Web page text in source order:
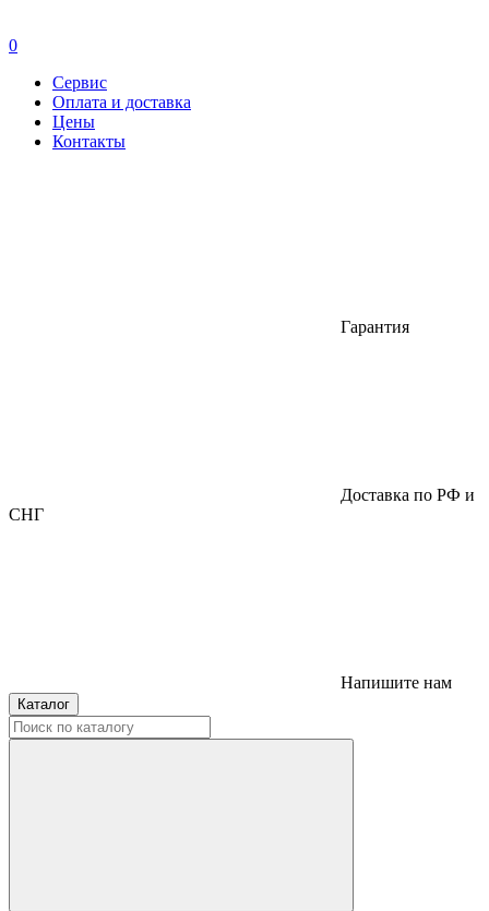
0
Сервис
Оплата и доставка
Цены
Контакты
Гарантия
Доставка по РФ и
СНГ
Напишите нам
Каталог